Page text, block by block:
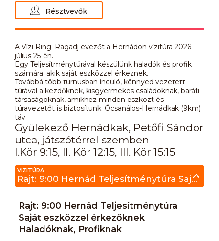
Résztvevők
A Vízi Ring–Ragadj evezőt a Hernádon vízitúra 2026.
július 25-én.
Egy Teljesítménytúrával készülünk haladók és profik
számára, akik saját eszközzel érkeznek.
Továbbá több turnusban induló, könnyed vezetett
túrával a kezdőknek, kisgyermekes családoknak, baráti
társaságoknak, amikhez minden eszközt és
túravezetőt is biztosítunk. Ócsanálos-Hernádkak (9km)
táv
Gyülekező Hernádkak, Petőfi Sándor
utca, játszótérrel szemben
I.Kör 9:15, II. Kör 12:15, III. Kör 15:15
VIZITÚRA
Rajt: 9:00 Hernád Teljesítménytúra Saját eszközzel érkezőknek Haladóknak, Profiknak
Rajt: 9:00 Hernád Teljesítménytúra
Saját eszközzel érkezőknek
Haladóknak, Profiknak